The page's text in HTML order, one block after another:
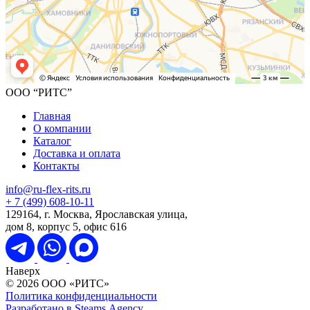
ООО “РИТС”
Главная
О компании
Каталог
Доставка и оплата
Контакты
info@ru-flex-rits.ru
+ 7 (499) 608-10-11
129164, г. Москва, Ярославская улица,
дом 8, корпус 5, офис 616
Наверх
© 2026 ООО «РИТС»
Политика конфиденциальности